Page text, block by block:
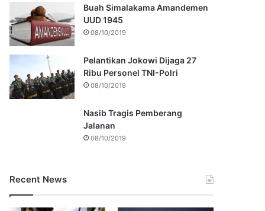
Buah Simalakama Amandemen
UUD 1945
08/10/2019
Pelantikan Jokowi Dijaga 27
Ribu Personel TNI-Polri
08/10/2019
Nasib Tragis Pemberang
Jalanan
08/10/2019
Recent News